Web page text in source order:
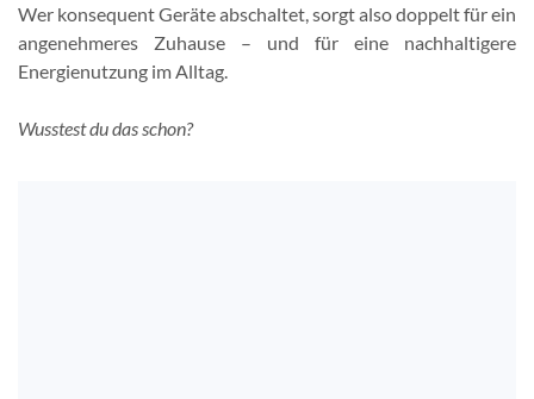
Wer konsequent Geräte abschaltet, sorgt also doppelt für ein
angenehmeres Zuhause – und für eine nachhaltigere
Energienutzung im Alltag.
Wusstest du das schon?